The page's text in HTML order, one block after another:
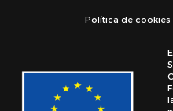
Política de cookies